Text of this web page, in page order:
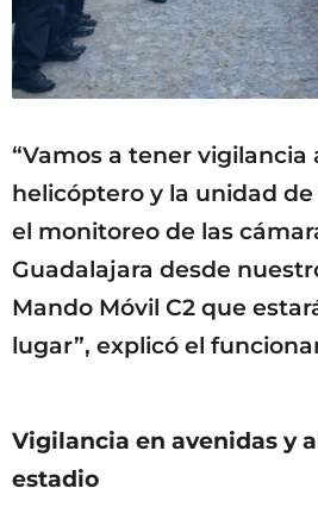
“Vamos a tener vigilancia
helicóptero y la unidad
el monitoreo de las
Guadalajara desde
Mando Móvil C2 que
lugar”, explicó el
Vigilancia en avenidas y
estadio